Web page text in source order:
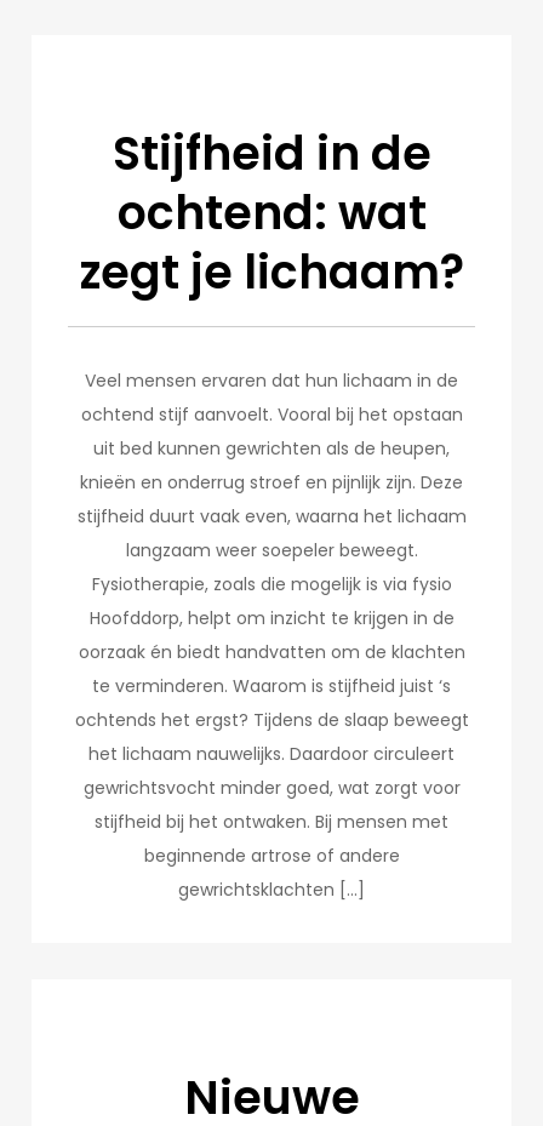
Stijfheid in de
ochtend: wat
zegt je lichaam?
Veel mensen ervaren dat hun lichaam in de
ochtend stijf aanvoelt. Vooral bij het opstaan
uit bed kunnen gewrichten als de heupen,
knieën en onderrug stroef en pijnlijk zijn. Deze
stijfheid duurt vaak even, waarna het lichaam
langzaam weer soepeler beweegt.
Fysiotherapie, zoals die mogelijk is via fysio
Hoofddorp, helpt om inzicht te krijgen in de
oorzaak én biedt handvatten om de klachten
te verminderen. Waarom is stijfheid juist ‘s
ochtends het ergst? Tijdens de slaap beweegt
het lichaam nauwelijks. Daardoor circuleert
gewrichtsvocht minder goed, wat zorgt voor
stijfheid bij het ontwaken. Bij mensen met
beginnende artrose of andere
gewrichtsklachten […]
Nieuwe